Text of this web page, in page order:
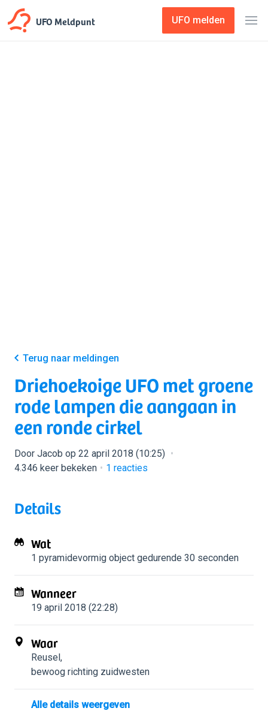
UFO Meldpunt UFO melden
Terug naar meldingen
Driehoekoige UFO met groene
rode lampen die aangaan in
een ronde cirkel
Door Jacob op 22 april 2018 (10:25)
4.346 keer bekeken
1 reacties
Details
Wat
1 pyramidevormig object gedurende 30 seconden
Wanneer
19 april 2018 (22:28)
Waar
Reusel,
bewoog richting zuidwesten
Alle details weergeven